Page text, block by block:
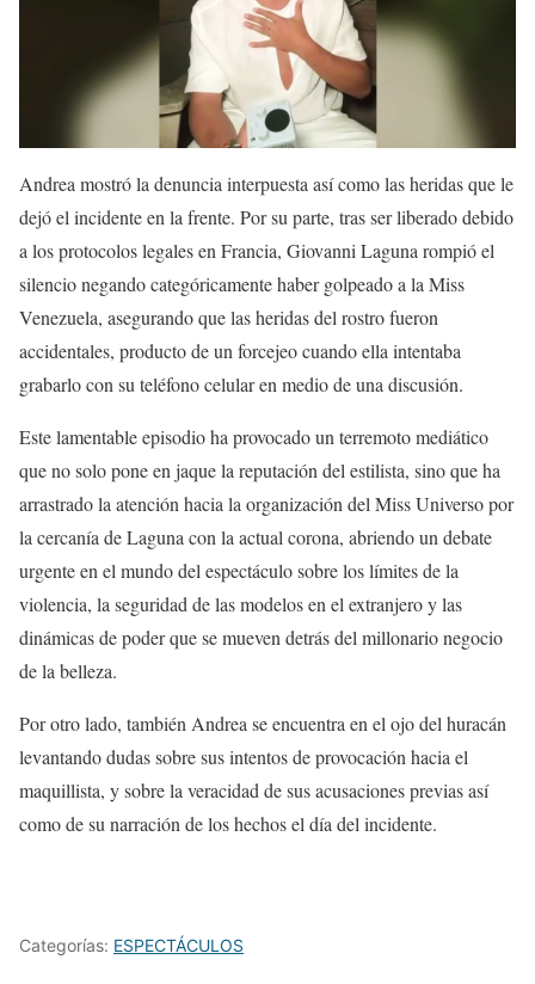
Andrea mostró la denuncia interpuesta así como las heridas que le
dejó el incidente en la frente. Por su parte, tras ser liberado debido
a los protocolos legales en Francia, Giovanni Laguna rompió el
silencio negando categóricamente haber golpeado a la Miss
Venezuela, asegurando que las heridas del rostro fueron
accidentales, producto de un forcejeo cuando ella intentaba
grabarlo con su teléfono celular en medio de una discusión.
Este lamentable episodio ha provocado un terremoto mediático
que no solo pone en jaque la reputación del estilista, sino que ha
arrastrado la atención hacia la organización del Miss Universo por
la cercanía de Laguna con la actual corona, abriendo un debate
urgente en el mundo del espectáculo sobre los límites de la
violencia, la seguridad de las modelos en el extranjero y las
dinámicas de poder que se mueven detrás del millonario negocio
de la belleza.
Por otro lado, también Andrea se encuentra en el ojo del huracán
levantando dudas sobre sus intentos de provocación hacia el
maquillista, y sobre la veracidad de sus acusaciones previas así
como de su narración de los hechos el día del incidente.
Categorías: ESPECTÁCULOS